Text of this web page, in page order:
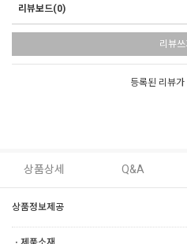
리뷰보드(0)
리뷰
등록된 리뷰
상품상세 Q&A
상품정보제공